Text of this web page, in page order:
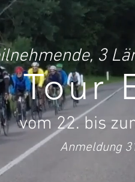
3
Tour
vom 22. bis
Anmeldung